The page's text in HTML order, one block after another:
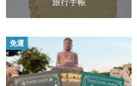
免運